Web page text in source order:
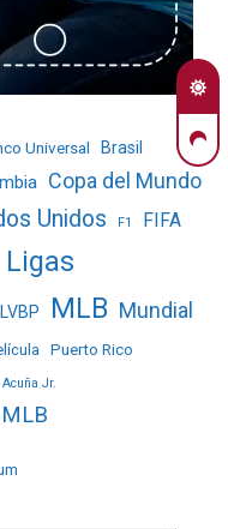
Universal Brasil
Copa del Mundo
Unidos F1 FIFA
LVBP MLB Mundial
Puerto Rico
Acuña Jr.